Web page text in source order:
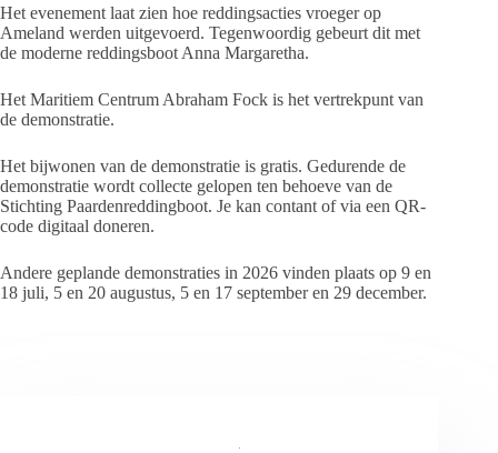
Het evenement laat zien hoe reddingsacties vroeger op
Ameland werden uitgevoerd. Tegenwoordig gebeurt dit met
de moderne reddingsboot Anna Margaretha.
Het Maritiem Centrum Abraham Fock is het vertrekpunt van
de demonstratie.
Het bijwonen van de demonstratie is gratis. Gedurende de
demonstratie wordt collecte gelopen ten behoeve van de
Stichting Paardenreddingboot. Je kan contant of via een QR-
code digitaal doneren.
Andere geplande demonstraties in 2026 vinden plaats op 9 en
18 juli, 5 en 20 augustus, 5 en 17 september en 29 december.